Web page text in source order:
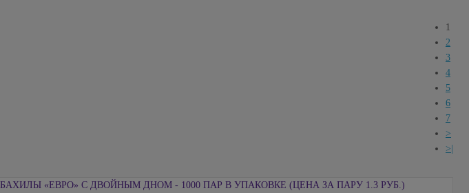
1
2
3
4
5
6
7
>
>|
БАХИЛЫ «ЕВРО» С ДВОЙНЫМ ДНОМ - 1000 ПАР В УПАКОВКЕ (ЦЕНА ЗА ПАРУ 1.3 РУБ.)